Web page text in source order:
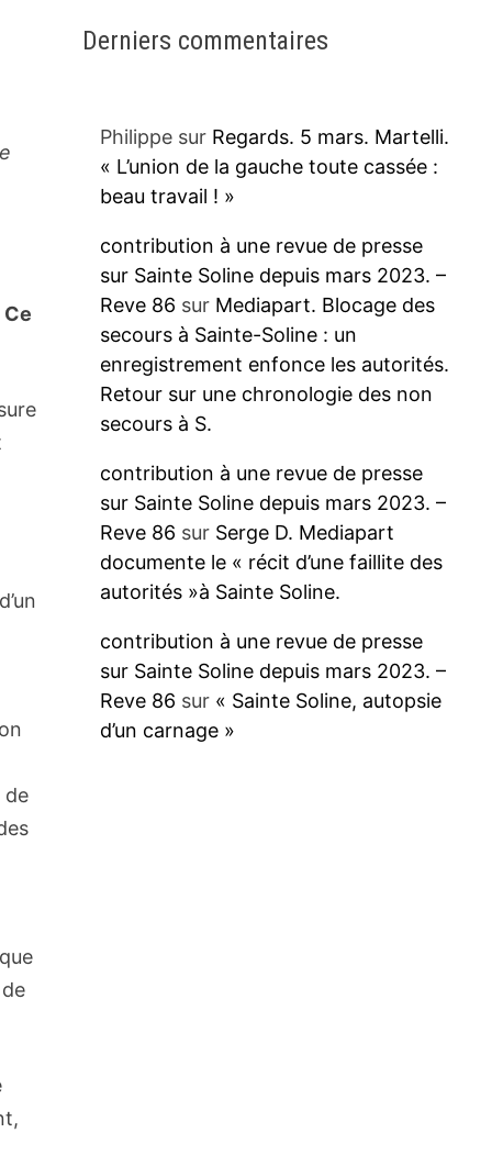
Ce
de
Derniers commentaires
Philippesur Regards. 5 mars. Martelli.
« L’union de la gauche toute cassée :
beau travail ! »
contribution à une revue de presse
sur Sainte Soline depuis mars 2023. –
Reve 86 sur Mediapart. Blocage des
secours à Sainte-Soline : un
enregistrement enfonce les autorités.
Retour sur une chronologie des non
secours à S.
contribution à une revue de presse
sur Sainte Soline depuis mars 2023. –
Reve 86 sur Serge D. Mediapart
documente le « récit d’une faillite des
autorités »à Sainte Soline.
contribution à une revue de presse
sur Sainte Soline depuis mars 2023. –
Reve 86 sur « Sainte Soline, autopsie
d’un carnage »